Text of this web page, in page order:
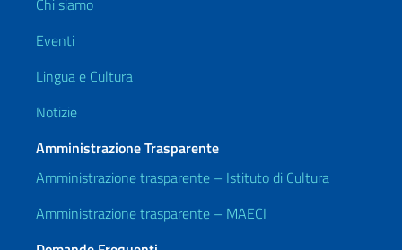
Chi siamo
Eventi
Lingua e Cultura
Notizie
Amministrazione Trasparente
Amministrazione trasparente – Istituto di Cultura
Amministrazione trasparente – MAECI